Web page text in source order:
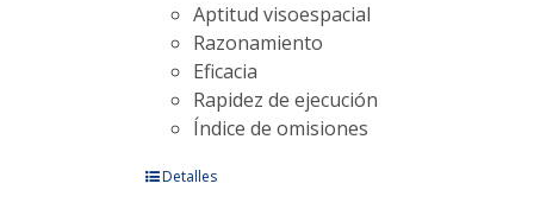
Aptitud visoespacial
Razonamiento
Eficacia
Rapidez de ejecución
Índice de omisiones
EsteDetalles